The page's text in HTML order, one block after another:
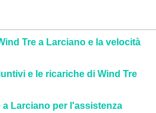
Tre a Larciano e la velocità
e le ricariche di Wind Tre
a Larciano per l'assistenza